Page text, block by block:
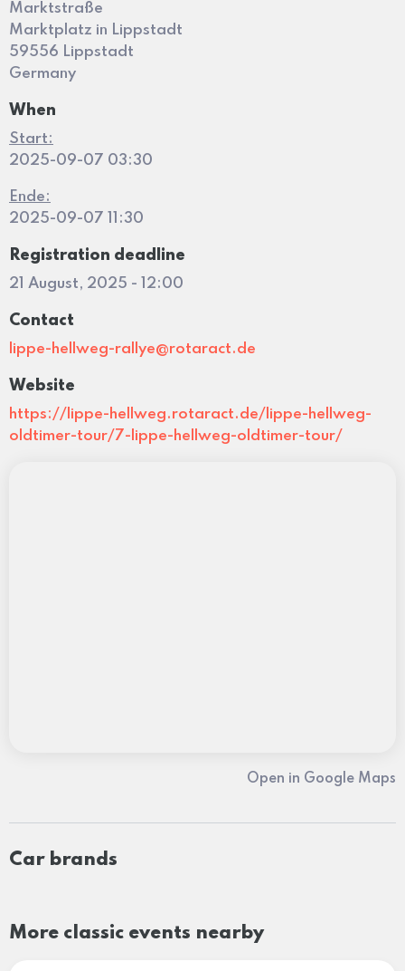
Marktstraße
Marktplatz in Lippstadt
59556 Lippstadt
Germany
When
Start:
2025-09-07 03:30
Ende:
2025-09-07 11:30
Registration deadline
21 August, 2025 - 12:00
Contact
lippe-hellweg-rallye@rotaract.de
Website
https://lippe-hellweg.rotaract.de/lippe-hellweg-
oldtimer-tour/7-lippe-hellweg-oldtimer-tour/
Open in Google Maps
Car brands
More classic events nearby